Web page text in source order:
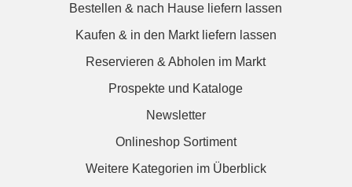
Bestellen & nach Hause liefern lassen
Kaufen & in den Markt liefern lassen
Reservieren & Abholen im Markt
Prospekte und Kataloge
Newsletter
Onlineshop Sortiment
Weitere Kategorien im Überblick